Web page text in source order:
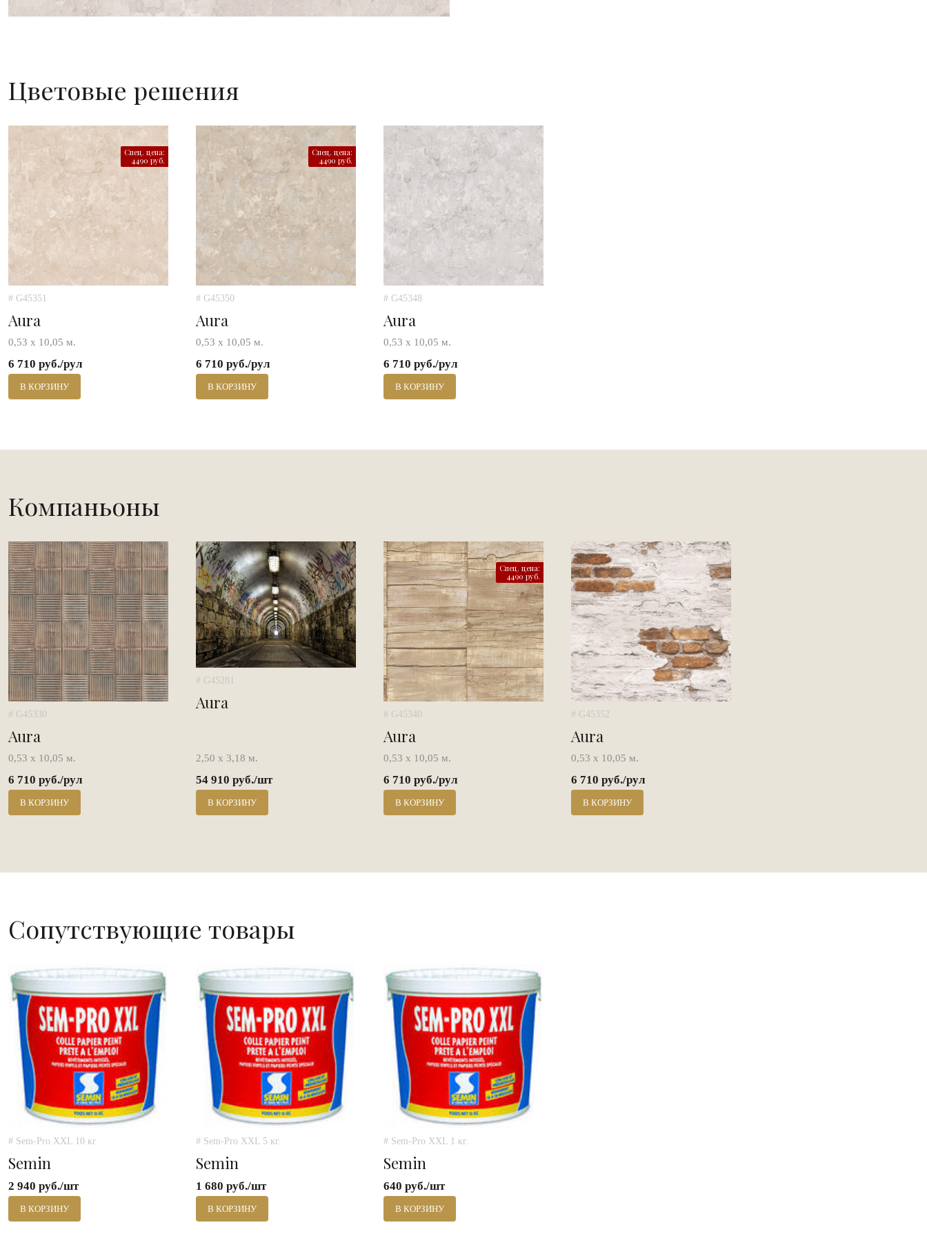
Цветовые решения
Спец. цена:
4490 руб.
# G45351
Aura
0,53 х 10,05 м.
6 710 руб./рул
В КОРЗИНУ
Спец. цена:
4490 руб.
# G45350
Aura
0,53 х 10,05 м.
6 710 руб./рул
В КОРЗИНУ
# G45348
Aura
0,53 х 10,05 м.
6 710 руб./рул
В КОРЗИНУ
Компаньоны
# G45330
Aura
0,53 х 10,05 м.
6 710 руб./рул
В КОРЗИНУ
# G45281
Aura
2,50 х 3,18 м.
54 910 руб./шт
В КОРЗИНУ
Спец. цена:
4490 руб.
# G45340
Aura
0,53 х 10,05 м.
6 710 руб./рул
В КОРЗИНУ
# G45352
Aura
0,53 х 10,05 м.
6 710 руб./рул
В КОРЗИНУ
Сопутствующие товары
# Sem-Pro XXL 10 кг
Semin
2 940 руб./шт
В КОРЗИНУ
# Sem-Pro XXL 5 кг.
Semin
1 680 руб./шт
В КОРЗИНУ
# Sem-Pro XXL 1 кг.
Semin
640 руб./шт
В КОРЗИНУ